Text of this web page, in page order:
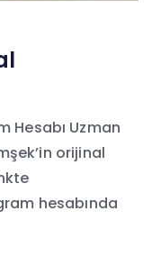
Hesabı Uzman
orijinal
hesabında